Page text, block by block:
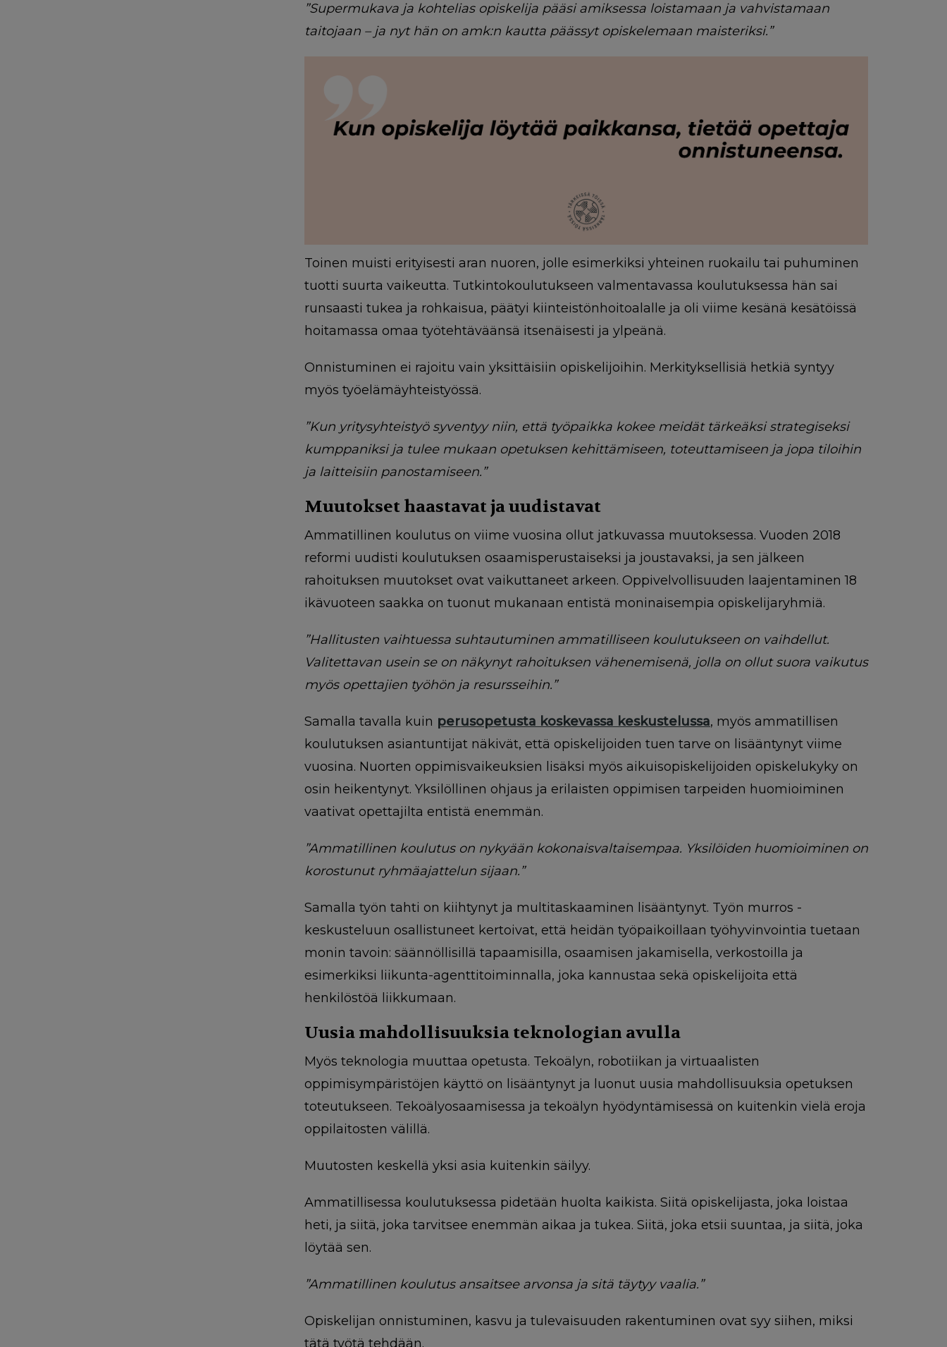
”Supermukava ja kohtelias opiskelija pääsi amiksessa loistamaan ja vahvistamaan
taitojaan – ja nyt hän on amk:n kautta päässyt opiskelemaan maisteriksi.”
Toinen muisti erityisesti aran nuoren, jolle esimerkiksi yhteinen ruokailu tai puhuminen
tuotti suurta vaikeutta. Tutkintokoulutukseen valmentavassa koulutuksessa hän sai
runsaasti tukea ja rohkaisua, päätyi kiinteistönhoitoalalle ja oli viime kesänä kesätöissä
hoitamassa omaa työtehtäväänsä itsenäisesti ja ylpeänä.
Onnistuminen ei rajoitu vain yksittäisiin opiskelijoihin. Merkityksellisiä hetkiä syntyy
myös työelämäyhteistyössä.
”Kun yritysyhteistyö syventyy niin, että työpaikka kokee meidät tärkeäksi strategiseksi
kumppaniksi ja tulee mukaan opetuksen kehittämiseen, toteuttamiseen ja jopa tiloihin
ja laitteisiin panostamiseen.”
Muutokset haastavat ja uudistavat
Ammatillinen koulutus on viime vuosina ollut jatkuvassa muutoksessa. Vuoden 2018
reformi uudisti koulutuksen osaamisperustaiseksi ja joustavaksi, ja sen jälkeen
rahoituksen muutokset ovat vaikuttaneet arkeen. Oppivelvollisuuden laajentaminen 18
ikävuoteen saakka on tuonut mukanaan entistä moninaisempia opiskelijaryhmiä.
”Hallitusten vaihtuessa suhtautuminen ammatilliseen koulutukseen on vaihdellut.
Valitettavan usein se on näkynyt rahoituksen vähenemisenä, jolla on ollut suora vaikutus
myös opettajien työhön ja resursseihin.”
Samalla tavalla kuin perusopetusta koskevassa keskustelussa, myös ammatillisen
koulutuksen asiantuntijat näkivät, että opiskelijoiden tuen tarve on lisääntynyt viime
vuosina. Nuorten oppimisvaikeuksien lisäksi myös aikuisopiskelijoiden opiskelukyky on
osin heikentynyt. Yksilöllinen ohjaus ja erilaisten oppimisen tarpeiden huomioiminen
vaativat opettajilta entistä enemmän.
”Ammatillinen koulutus on nykyään kokonaisvaltaisempaa. Yksilöiden huomioiminen on
korostunut ryhmäajattelun sijaan.”
Samalla työn tahti on kiihtynyt ja multitaskaaminen lisääntynyt. Työn murros -
keskusteluun osallistuneet kertoivat, että heidän työpaikoillaan työhyvinvointia tuetaan
monin tavoin: säännöllisillä tapaamisilla, osaamisen jakamisella, verkostoilla ja
esimerkiksi liikunta-agenttitoiminnalla, joka kannustaa sekä opiskelijoita että
henkilöstöä liikkumaan.
Uusia mahdollisuuksia teknologian avulla
Myös teknologia muuttaa opetusta. Tekoälyn, robotiikan ja virtuaalisten
oppimisympäristöjen käyttö on lisääntynyt ja luonut uusia mahdollisuuksia opetuksen
toteutukseen. Tekoälyosaamisessa ja tekoälyn hyödyntämisessä on kuitenkin vielä eroja
oppilaitosten välillä.
Muutosten keskellä yksi asia kuitenkin säilyy.
Ammatillisessa koulutuksessa pidetään huolta kaikista. Siitä opiskelijasta, joka loistaa
heti, ja siitä, joka tarvitsee enemmän aikaa ja tukea. Siitä, joka etsii suuntaa, ja siitä, joka
löytää sen.
”Ammatillinen koulutus ansaitsee arvonsa ja sitä täytyy vaalia.”
Opiskelijan onnistuminen, kasvu ja tulevaisuuden rakentuminen ovat syy siihen, miksi
tätä työtä tehdään.